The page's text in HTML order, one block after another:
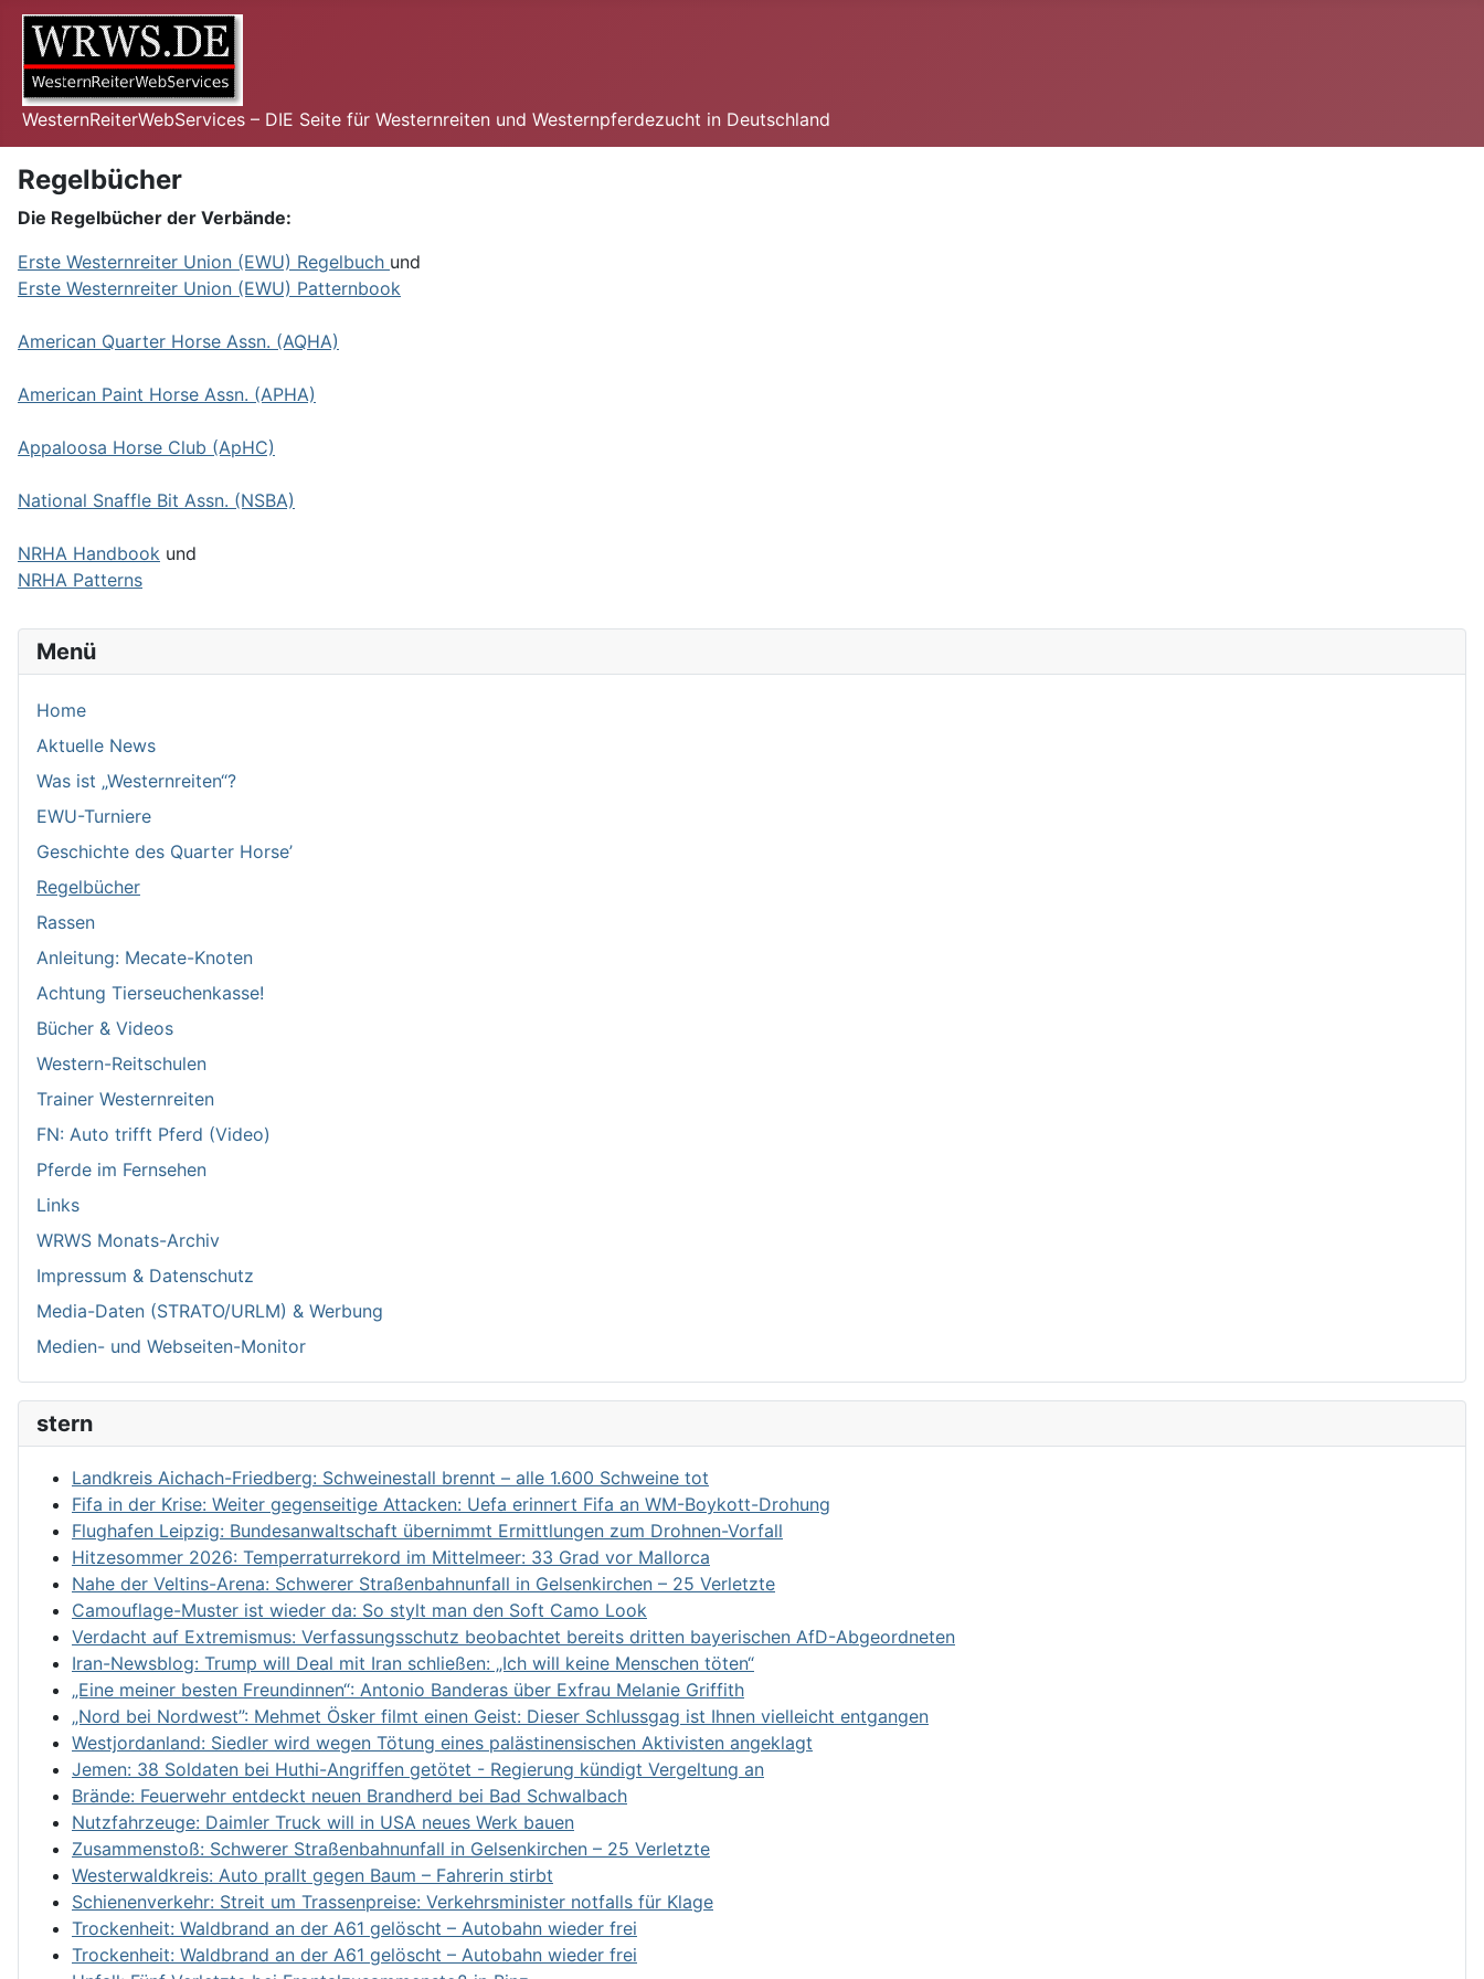
WesternReiterWebServices – DIE Seite für Westernreiten und Westernpferdezucht in Deutschland
Regelbücher
Die Regelbücher der Verbände:
Erste Westernreiter Union (EWU) Regelbuch und
Erste Westernreiter Union (EWU) Patternbook
American Quarter Horse Assn. (AQHA)
American Paint Horse Assn. (APHA)
Appaloosa Horse Club (ApHC)
National Snaffle Bit Assn. (NSBA)
NRHA Handbook und
NRHA Patterns
Menü
Home
Aktuelle News
Was ist „Westernreiten“?
EWU-Turniere
Geschichte des Quarter Horse’
Regelbücher
Rassen
Anleitung: Mecate-Knoten
Achtung Tierseuchenkasse!
Bücher & Videos
Western-Reitschulen
Trainer Westernreiten
FN: Auto trifft Pferd (Video)
Pferde im Fernsehen
Links
WRWS Monats-Archiv
Impressum & Datenschutz
Media-Daten (STRATO/URLM) & Werbung
Medien- und Webseiten-Monitor
stern
Landkreis Aichach-Friedberg: Schweinestall brennt – alle 1.600 Schweine tot
Fifa in der Krise: Weiter gegenseitige Attacken: Uefa erinnert Fifa an WM-Boykott-Drohung
Flughafen Leipzig: Bundesanwaltschaft übernimmt Ermittlungen zum Drohnen-Vorfall
Hitzesommer 2026: Temperraturrekord im Mittelmeer: 33 Grad vor Mallorca
Nahe der Veltins-Arena: Schwerer Straßenbahnunfall in Gelsenkirchen – 25 Verletzte
Camouflage-Muster ist wieder da: So stylt man den Soft Camo Look
Verdacht auf Extremismus: Verfassungsschutz beobachtet bereits dritten bayerischen AfD-Abgeordneten
Iran-Newsblog: Trump will Deal mit Iran schließen: „Ich will keine Menschen töten“
„Eine meiner besten Freundinnen“: Antonio Banderas über Exfrau Melanie Griffith
„Nord bei Nordwest”: Mehmet Ösker filmt einen Geist: Dieser Schlussgag ist Ihnen vielleicht entgangen
Westjordanland: Siedler wird wegen Tötung eines palästinensischen Aktivisten angeklagt
Jemen: 38 Soldaten bei Huthi-Angriffen getötet - Regierung kündigt Vergeltung an
Brände: Feuerwehr entdeckt neuen Brandherd bei Bad Schwalbach
Nutzfahrzeuge: Daimler Truck will in USA neues Werk bauen
Zusammenstoß: Schwerer Straßenbahnunfall in Gelsenkirchen – 25 Verletzte
Westerwaldkreis: Auto prallt gegen Baum – Fahrerin stirbt
Schienenverkehr: Streit um Trassenpreise: Verkehrsminister notfalls für Klage
Trockenheit: Waldbrand an der A61 gelöscht – Autobahn wieder frei
Trockenheit: Waldbrand an der A61 gelöscht – Autobahn wieder frei